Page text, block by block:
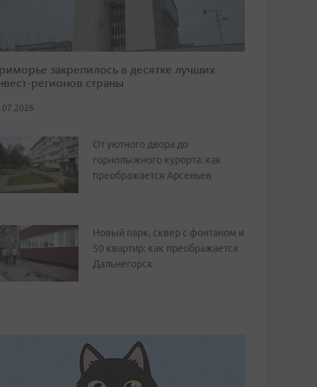
закрепилось в десятке лучших
регионов страны
От уютного двора до
горнолыжного курорта: как
преображается Арсеньев
Новый парк, сквер с фонтаном и
50 квартир: как преображается
Дальнегорск